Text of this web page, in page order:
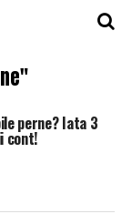
perne? Iata 3
cont!